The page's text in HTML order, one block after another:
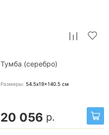
Тумба (серебро)
Размеры: 54.5x19x140.5 см
20 056 р.